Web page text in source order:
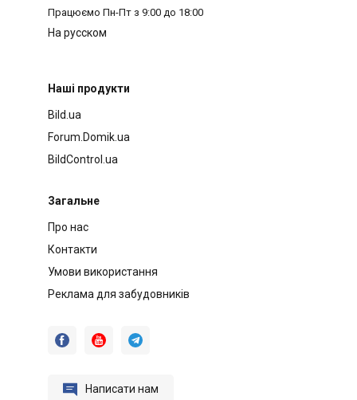
Працюємо Пн-Пт з 9:00 до 18:00
На русском
Наші продукти
Bild.ua
Forum.Domik.ua
BildControl.ua
Загальне
Про нас
Контакти
Умови використання
Реклама для забудовників
  
 Написати нам